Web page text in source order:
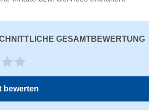
GESAMTBEWERTUNG
bewerten